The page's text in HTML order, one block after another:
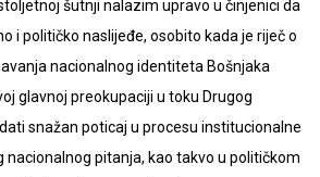
šutnji nalazim upravo u činjenici da
i političko naslijeđe, osobito kada je riječ o
nacionalnog identiteta Bošnjaka
glavnoj preokupaciji u toku Drugog
snažan poticaj u procesu institucionalne
nacionalnog pitanja, kao takvo u političkom